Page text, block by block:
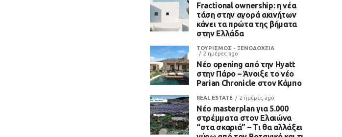
Fractional ownership: η νέα
τάση στην αγορά ακινήτων
κάνει τα πρώτα της βήματα
στην Ελλάδα
ΤΟΥΡΙΣΜΟΣ - ΞΕΝΟΔΟΧΕΙΑ
2 ημέρες ago
Νέο opening από την Hyatt
στην Πάρο – Άνοιξε το νέο
Parian Chronicle στον Κάμπο
REAL ESTATE 2 ημέρες ago
Νέο masterplan για 5.000
στρέμματα στον Ελαιώνα
“στα σκαριά” – Τι θα αλλάξει